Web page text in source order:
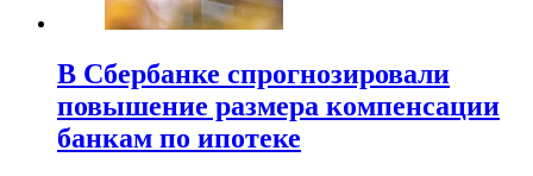
В Сбербанке спрогнозировали
повышение размера компенсации
банкам по ипотеке